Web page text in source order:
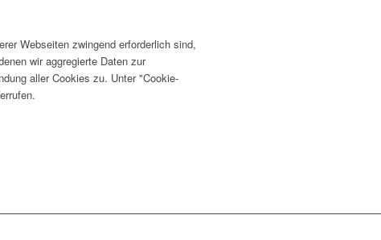
Webseiten zwingend erforderlich sind,
wir aggregierte Daten zur
aller Cookies zu. Unter "Cookie-